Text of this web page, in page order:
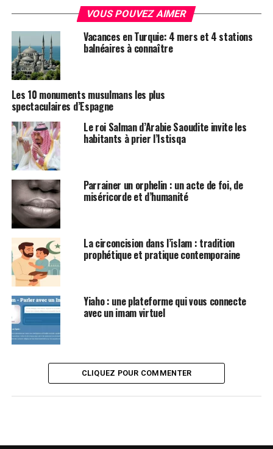
VOUS POUVEZ AIMER
Vacances en Turquie: 4 mers et 4 stations
balnéaires à connaître
Les 10 monuments musulmans les plus
spectaculaires d’Espagne
Le roi Salman d’Arabie Saoudite invite les
habitants à prier l’Istisqa
Parrainer un orphelin : un acte de foi, de
miséricorde et d’humanité
La circoncision dans l’islam : tradition
prophétique et pratique contemporaine
Yiaho : une plateforme qui vous connecte
avec un imam virtuel
CLIQUEZ POUR COMMENTER